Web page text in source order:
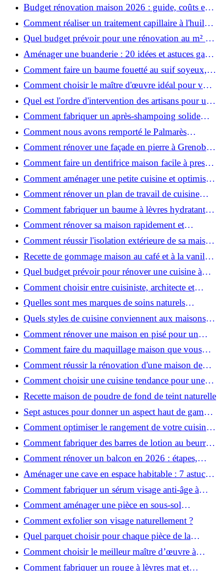
ruiner ?
Budget rénovation maison 2026 : guide, coûts et
astuces
Comment réaliser un traitement capillaire à l'huile
maison efficace ?
Quel budget prévoir pour une rénovation au m² en
2026 ?
Aménager une buanderie : 20 idées et astuces gain
de place pour un espace fonctionnel et stylé
Comment faire un baume fouetté au suif soyeux,
fait maison ?
Comment choisir le maître d'œuvre idéal pour vos
travaux de rénovation ?
Quel est l'ordre d'intervention des artisans pour une
rénovation ?
Comment fabriquer un après-shampoing solide
naturel pour cheveux ?
Comment nous avons remporté le Palmarès
(Ré)HABITER 2025 : les coulisses du projet primé
?
Comment rénover une façade en pierre à Grenoble
: techniques, coûts et conseils
Comment faire un dentifrice maison facile à presser
?
Comment aménager une petite cuisine et optimiser
chaque centimètre carré ?
Comment rénover un plan de travail de cuisine
facilement : guide étape par étape
Comment fabriquer un baume à lèvres hydratant et
naturel au suif ?
Comment rénover sa maison rapidement et
efficacement ?
Comment réussir l'isolation extérieure de sa maison
pour une rénovation performante et durable ?
Recette de gommage maison au café et à la vanille
pour une peau douce
Quel budget prévoir pour rénover une cuisine à
Voiron en 2026 : coûts et aides locales ?
Comment choisir entre cuisiniste, architecte et
contractant général à Voiron ?
Quelles sont mes marques de soins naturels
préférées ?
Quels styles de cuisine conviennent aux maisons et
appartements du Voironnais ?
Comment rénover une maison en pisé pour un
habitat sain et performant ?
Comment faire du maquillage maison que vous
utiliserez vraiment ?
Comment réussir la rénovation d'une maison de
ville en 2026 ?
Comment choisir une cuisine tendance pour une
rénovation en 2026 ?
Recette maison de poudre de fond de teint naturelle
Sept astuces pour donner un aspect haut de gamme
à votre cuisine
Comment optimiser le rangement de votre cuisine
et gagner de la place ?
Comment fabriquer des barres de lotion au beurre
de karité ?
Comment rénover un balcon en 2026 : étapes,
budget et matériaux ?
Aménager une cave en espace habitable : 7 astuces
essentielles
Comment fabriquer un sérum visage anti-âge à
l'huile de rose musquée ?
Comment aménager une pièce en sous-sol
efficacement ?
Comment exfolier son visage naturellement ?
Quel parquet choisir pour chaque pièce de la
maison ?
Comment choisir le meilleur maître d’œuvre à
Grenoble en 2026 ?
Comment fabriquer un rouge à lèvres mat et